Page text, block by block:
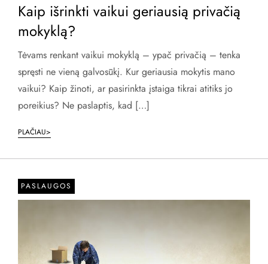
Kaip išrinkti vaikui geriausią privačią
mokyklą?
Tėvams renkant vaikui mokyklą – ypač privačią – tenka
spręsti ne vieną galvosūkį. Kur geriausia mokytis mano
vaikui? Kaip žinoti, ar pasirinkta įstaiga tikrai atitiks jo
poreikius? Ne paslaptis, kad […]
PLAČIAU>
PASLAUGOS